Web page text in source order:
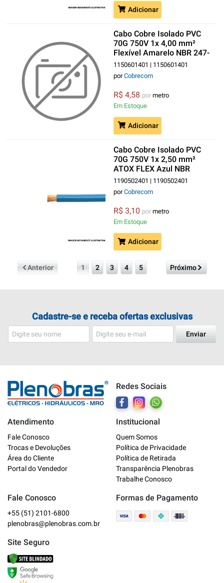
Adicionar
Cabo Cobre Isolado PVC
70G 750V 1x 4,00 mm²
Flexível Amarelo NBR 247-
3 Classe 5
1150601401 | 1150601401
porCobrecom
R$ 4,58 por metro
Em Estoque
Adicionar
Cabo Cobre Isolado PVC
70G 750V 1x 2,50 mm²
ATOX FLEX Azul NBR
13248 Classe 5
1190502401 | 1190502401
porCobrecom
R$ 3,10 por metro
Em Estoque
Adicionar
Anterior 1 2 3 4 5 Próximo
Cadastre-se e receba ofertas exclusivas
Enviar
Redes Sociais
Atendimento
Fale Conosco
Trocas e Devoluções
Área do Cliente
Portal do Vendedor
Institucional
Quem Somos
Política de Privacidade
Política de Retirada
Transparência Plenobras
Trabalhe Conosco
Fale Conosco
+55 (51) 2101-6800
plenobras@plenobras.com.br
Formas de Pagamento
Site Seguro
Plenobras
Online
encontra toda a linha de materiais
Informações sobre um pedido